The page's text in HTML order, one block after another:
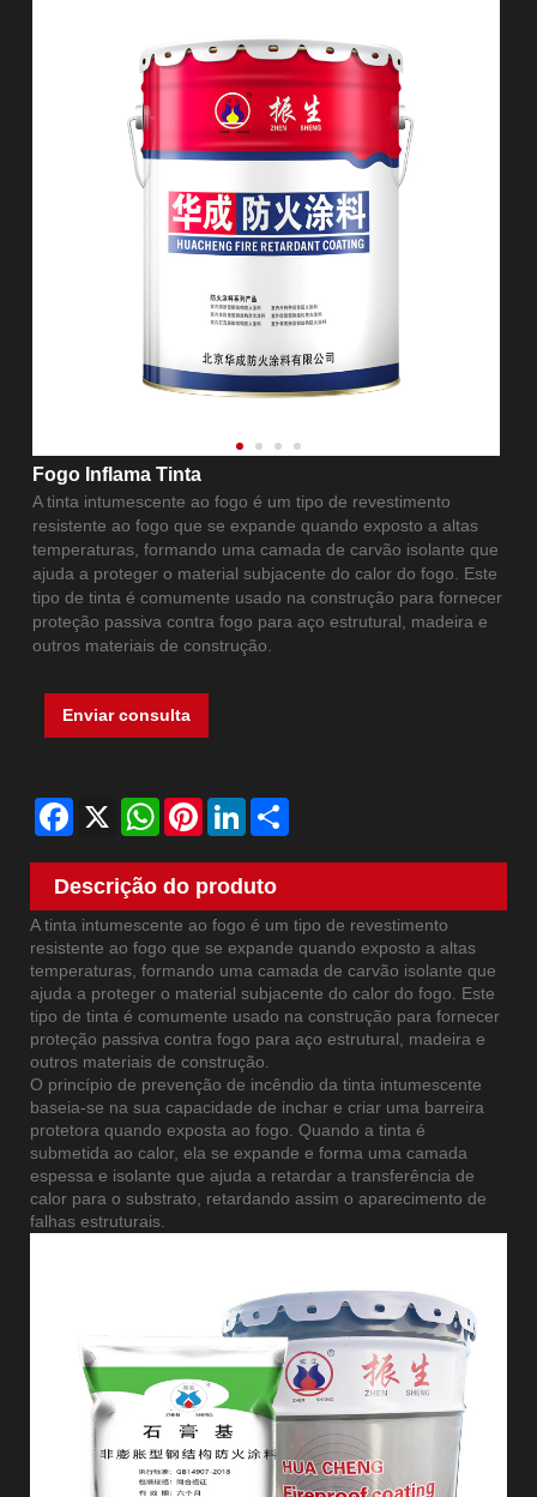
Fogo Inflama Tinta
A tinta intumescente ao fogo é um tipo de revestimento
resistente ao fogo que se expande quando exposto a altas
temperaturas, formando uma camada de carvão isolante que
ajuda a proteger o material subjacente do calor do fogo. Este
tipo de tinta é comumente usado na construção para fornecer
proteção passiva contra fogo para aço estrutural, madeira e
outros materiais de construção.
Enviar consulta
Facebook
X WhatsAppPinterestLinkedIn
Descrição do produto
A tinta intumescente ao fogo é um tipo de revestimento
resistente ao fogo que se expande quando exposto a altas
temperaturas, formando uma camada de carvão isolante que
ajuda a proteger o material subjacente do calor do fogo. Este
tipo de tinta é comumente usado na construção para fornecer
proteção passiva contra fogo para aço estrutural, madeira e
outros materiais de construção.
O princípio de prevenção de incêndio da tinta intumescente
baseia-se na sua capacidade de inchar e criar uma barreira
protetora quando exposta ao fogo. Quando a tinta é
submetida ao calor, ela se expande e forma uma camada
espessa e isolante que ajuda a retardar a transferência de
calor para o substrato, retardando assim o aparecimento de
falhas estruturais.